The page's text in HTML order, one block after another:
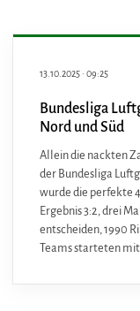
13.10.2025 · 09:25
Bundesliga
Nord und Süd
Allein die nackten
der Bundesliga
wurde die perfekte
Ergebnis 3:2, drei
entscheiden, 1990
Teams starteten